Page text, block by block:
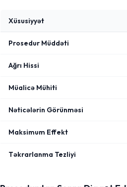
Xüsusiyyət
Prosedur Müddəti
Ağrı Hissi
Müalicə Mühiti
Nəticələrin Görünməsi
Maksimum Effekt
Təkrarlanma Tezliyi